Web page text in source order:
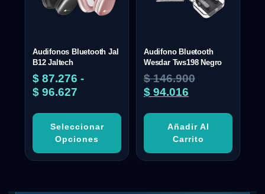
Audifonos Bluetooth Jal
B12 Jaltech
$ 87.276 -
$ 96.627
Seleccionar
Opciones
Audifono Bluetooth
Wesdar Tws198 Negro
$146.900
$ 94.016
Añadir Al
Carrito